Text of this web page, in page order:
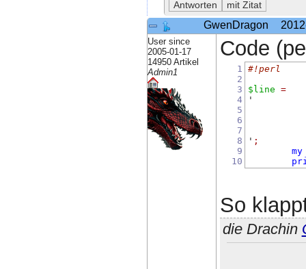
GwenDragon
User since
2005-01-17
14950 Artikel
Admin1
Code
1
2
3
4
5
6
7
8
9
10
#!perl
$line
=
' ;
my
So
die Drachin